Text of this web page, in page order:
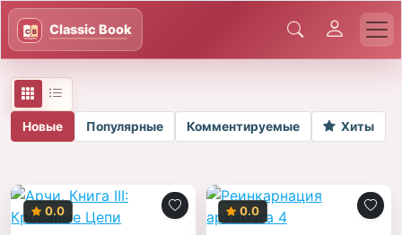
Новые Популярные Комментируемые Хиты
0.0 0.0